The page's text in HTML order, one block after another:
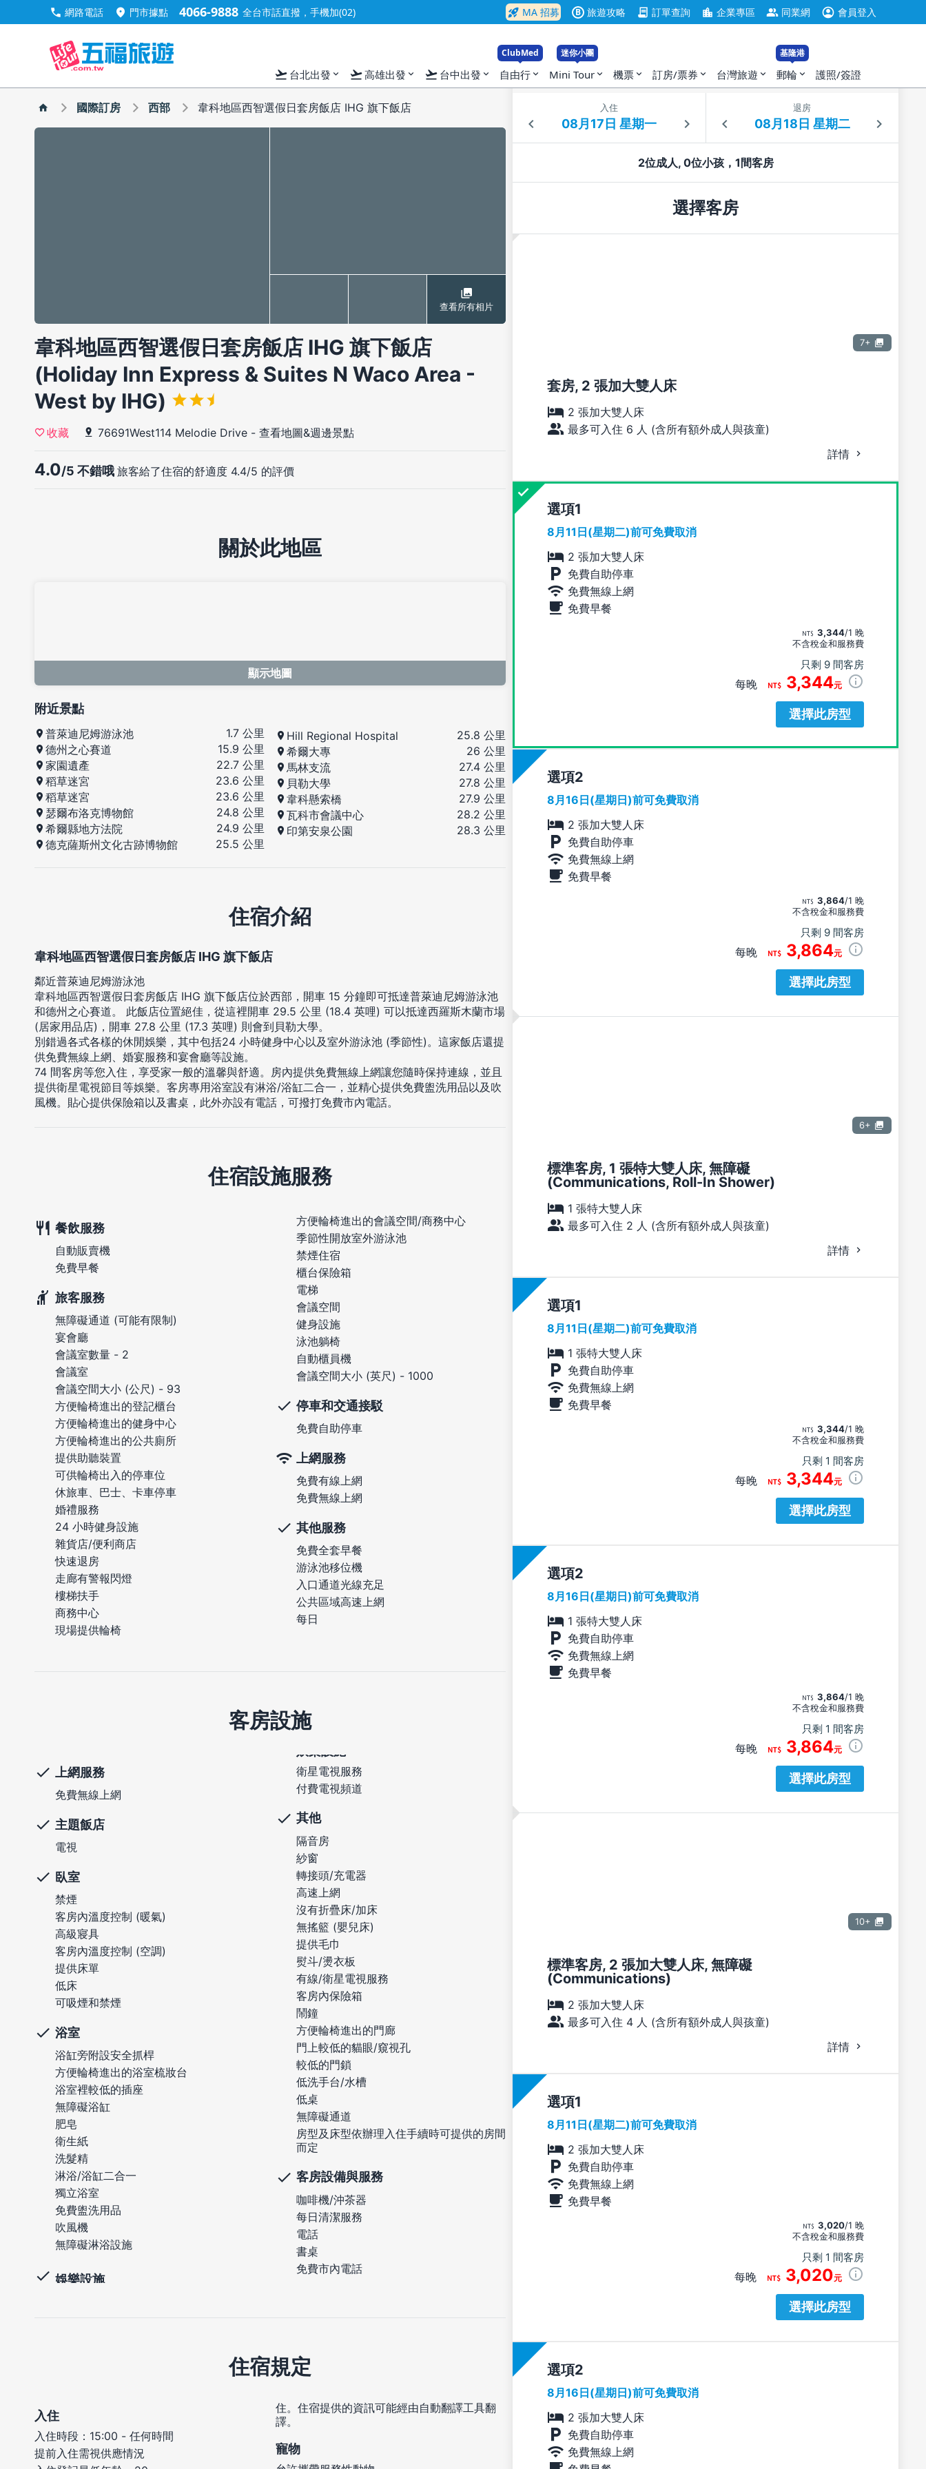
call 網路電話 location_on 門市據點 4066-9888 全台市話直撥，手機加(02) rocket_launch MA 招募 B 旅遊攻略 contract 訂單查詢 location_city 企業專區 group 同業網 account_circle 會員登入
flight_takeoff 台北出發 expand_more flight_takeoff高雄出發 expand_more flight_takeoff 台中出發 expand_more
ClubMed
自由行 expand_more
迷你小團
Mini Tour expand_more 機票 expand_more 訂房/票券 expand_more 台灣旅遊 expand_more
基隆港
郵輪 expand_more 護照/簽證
國際訂房 西部 韋科地區西智選假日套房飯店 IHG 旗下飯店
查看所有相片
韋科地區西智選假日套房飯店 IHG 旗下飯店
(Holiday Inn Express & Suites N Waco Area -
West by IHG)
收藏 76691West114 Melodie Drive - 查看地圖&週邊景點
4.0/5 不錯哦 旅客給了住宿的舒適度 4.4/5 的評價
入住 退房
2位成人, 0位小孩，1間客房
選擇客房
7+
套房, 2 張加大雙人床
2 張加大雙人床
最多可入住 6 人 (含所有額外成人與孩童)
詳情
選項
8月11日(星期二)前可免費取消
2 張加大雙人床
免費自助停車
免費無線上網
免費早餐
3,344/1 晚
不含稅金和服務費
只剩 9 間客房
每晚 3,344元
選擇此房型
選項
8月16日(星期日)前可免費取消
2 張加大雙人床
免費自助停車
免費無線上網
免費早餐
3,864/1 晚
不含稅金和服務費
只剩 9 間客房
每晚 3,864元
選擇此房型
6+
標準客房, 1 張特大雙人床, 無障礙
(Communications, Roll-In Shower)
1 張特大雙人床
最多可入住 2 人 (含所有額外成人與孩童)
詳情
選項
8月11日(星期二)前可免費取消
1 張特大雙人床
免費自助停車
免費無線上網
免費早餐
3,344/1 晚
不含稅金和服務費
只剩 1 間客房
每晚 3,344元
選擇此房型
選項
8月16日(星期日)前可免費取消
1 張特大雙人床
免費自助停車
免費無線上網
免費早餐
3,864/1 晚
不含稅金和服務費
只剩 1 間客房
每晚 3,864元
選擇此房型
10+
標準客房, 2 張加大雙人床, 無障礙
(Communications)
2 張加大雙人床
最多可入住 4 人 (含所有額外成人與孩童)
詳情
選項
8月11日(星期二)前可免費取消
2 張加大雙人床
免費自助停車
免費無線上網
免費早餐
3,020/1 晚
不含稅金和服務費
只剩 1 間客房
每晚 3,020元
選擇此房型
選項
8月16日(星期日)前可免費取消
2 張加大雙人床
免費自助停車
免費無線上網
關於此地區
顯示地圖
附近景點
普萊迪尼姆游泳池
1.7 公里
德州之心賽道
15.9 公里
家園遺產
22.7 公里
稻草迷宮
23.6 公里
稻草迷宮
23.6 公里
瑟爾布洛克博物館
24.8 公里
希爾縣地方法院
24.9 公里
德克薩斯州文化古跡博物館
25.5 公里
Hill Regional Hospital
25.8 公里
希爾大專
26 公里
馬林支流
27.4 公里
貝勒大學
27.8 公里
韋科懸索橋
27.9 公里
瓦科市會議中心
28.2 公里
印第安泉公園
28.3 公里
住宿介紹
韋科地區西智選假日套房飯店 IHG 旗下飯店
鄰近普萊迪尼姆游泳池
韋科地區西智選假日套房飯店 IHG 旗下飯店位於西部，開車 15 分鐘即可抵達普萊迪尼姆游泳池
和德州之心賽道。 此飯店位置絕佳，從這裡開車 29.5 公里 (18.4 英哩) 可以抵達西羅斯木蘭市場
(居家用品店)，開車 27.8 公里 (17.3 英哩) 則會到貝勒大學。
別錯過各式各樣的休閒娛樂，其中包括24 小時健身中心以及室外游泳池 (季節性)。這家飯店還提
供免費無線上網、婚宴服務和宴會廳等設施。
74 間客房等您入住，享受家一般的溫馨與舒適。房內提供免費無線上網讓您隨時保持連線，並且
提供衛星電視節目等娛樂。客房專用浴室設有淋浴/浴缸二合一，並精心提供免費盥洗用品以及吹
風機。貼心提供保險箱以及書桌，此外亦設有電話，可撥打免費市內電話。
住宿設施服務
餐飲服務
自動販賣機
免費早餐
旅客服務
無障礙通道 (可能有限制)
宴會廳
會議室數量 - 2
會議室
會議空間大小 (公尺) - 93
方便輪椅進出的登記櫃台
方便輪椅進出的健身中心
方便輪椅進出的公共廁所
提供助聽裝置
可供輪椅出入的停車位
休旅車、巴士、卡車停車
婚禮服務
24 小時健身設施
雜貨店/便利商店
快速退房
走廊有警報閃燈
樓梯扶手
商務中心
現場提供輪椅
方便輪椅進出的會議空間/商務中心
季節性開放室外游泳池
禁煙住宿
櫃台保險箱
電梯
會議空間
健身設施
泳池躺椅
自動櫃員機
會議空間大小 (英尺) - 1000
停車和交通接駁
免費自助停車
上網服務
免費有線上網
免費無線上網
其他服務
免費全套早餐
游泳池移位機
入口通道光線充足
公共區域高速上網
每日
客房設施
上網服務
免費無線上網
主題飯店
電視
臥室
禁煙
客房內溫度控制 (暖氣)
高級寢具
客房內溫度控制 (空調)
提供床單
低床
可吸煙和禁煙
浴室
浴缸旁附設安全抓桿
方便輪椅進出的浴室梳妝台
浴室裡較低的插座
無障礙浴缸
肥皂
衛生紙
洗髮精
淋浴/浴缸二合一
獨立浴室
免費盥洗用品
吹風機
無障礙淋浴設施
娛樂設施
衛星電視服務
付費電視頻道
其他
隔音房
紗窗
轉接頭/充電器
高速上網
沒有折疊床/加床
無搖籃 (嬰兒床)
提供毛巾
熨斗/燙衣板
有線/衛星電視服務
客房內保險箱
鬧鐘
方便輪椅進出的門廊
門上較低的貓眼/窺視孔
較低的門鎖
低洗手台/水槽
低桌
無障礙通道
房型及床型依辦理入住手續時可提供的房間
而定
客房設備與服務
咖啡機/沖茶器
每日清潔服務
電話
書桌
免費市內電話
住宿規定
入住
入住時段：15:00 - 任何時間
提前入住需視供應情況
住。住宿提供的資訊可能經由自動翻譯工具翻
譯。
寵物